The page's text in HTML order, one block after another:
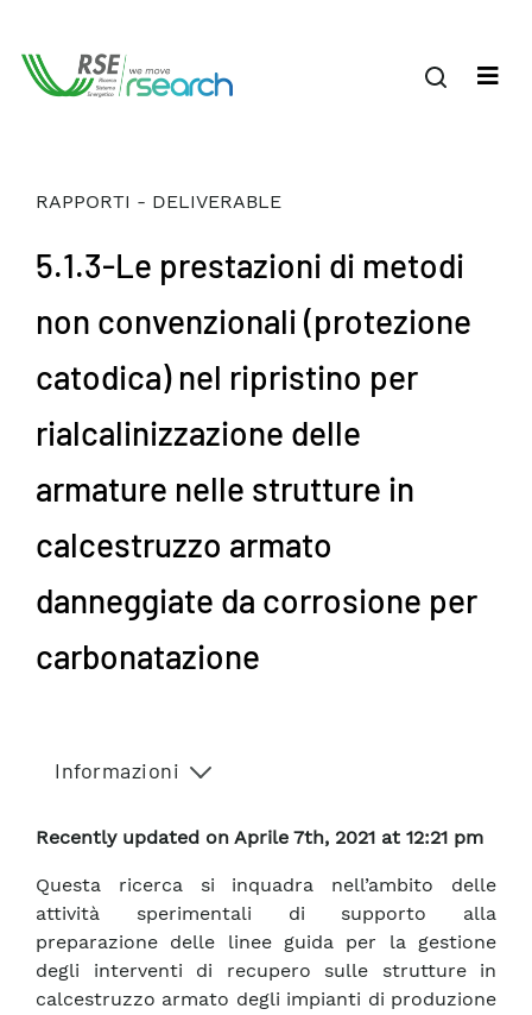
RAPPORTI - DELIVERABLE
5.1.3-Le prestazioni di metodi
non convenzionali (protezione
catodica) nel ripristino per
rialcalinizzazione delle
armature nelle strutture in
calcestruzzo armato
danneggiate da corrosione per
carbonatazione
Informazioni
Recently updated on Aprile 7th, 2021 at 12:21 pm
Questa ricerca si inquadra nell’ambito delle
attività sperimentali di supporto alla
preparazione delle linee guida per la gestione
degli interventi di recupero sulle strutture in
calcestruzzo armato degli impianti di produzione